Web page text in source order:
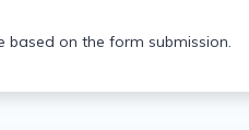
based on the form submission.